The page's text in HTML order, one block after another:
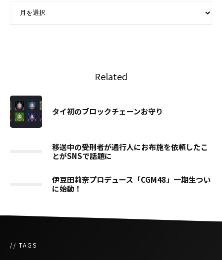
Related
タイ初のブロックチェーンお守り
移送中の受刑者が通行人にお布施を依頼したこ
とがSNSで話題に
伊豆田莉奈プロデュース「CGM48」一期生つい
に始動！
// TAGS